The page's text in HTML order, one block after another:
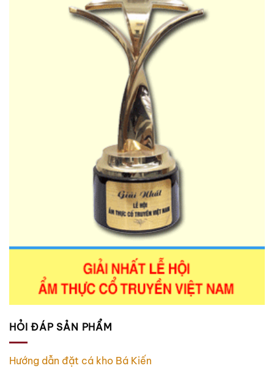
HỎI ĐÁP SẢN PHẨM
Hướng dẫn đặt cá kho Bá Kiến